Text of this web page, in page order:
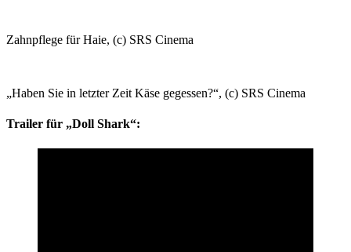
Zahnpflege für Haie, (c) SRS Cinema
„Haben Sie in letzter Zeit Käse gegessen?“, (c) SRS Cinema
Trailer für „Doll Shark“: